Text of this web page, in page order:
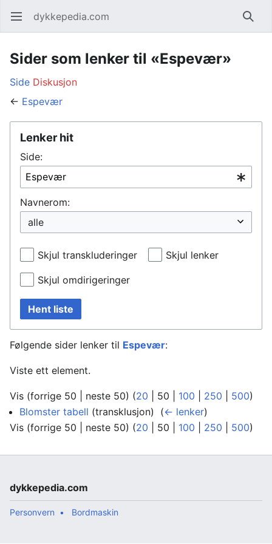
Åpne hovedmenyen dykkepedia.com Søk
Sider som lenker til «Espevær»
Side Diskusjon
← Espevær
Lenker hit
Side:
Navnerom:
Skjul transkluderinger Skjul lenker
Skjul omdirigeringer
Hent liste
Følgende sider lenker til Espevær:
Viste ett element.
Vis (forrige 50 neste 50) (20 50 100 250 500)
Blomster tabell (transklusjon) ‎ (← lenker)
Vis (forrige 50 neste 50) (20 50 100 250 500)
dykkepedia.com
Personvern Bordmaskin